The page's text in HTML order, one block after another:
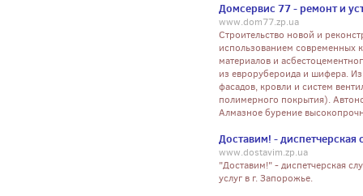
Домсервис 77 - ремонт и
www.dom77.zp.ua
Строительство новой и
использованием современных
материалов и
из еврорубероида и шифера.
фасадов, кровли и систем
полимерного покрытия).
Алмазное бурение
Доставим! - диспетчерская
www.dostavim.zp.ua
"Доставим!" - диспетчерская
услуг в г. Запорожье.